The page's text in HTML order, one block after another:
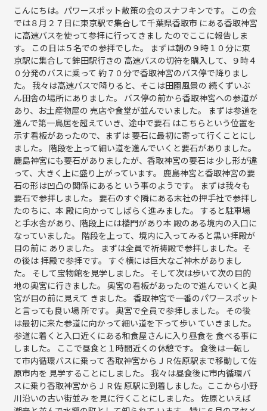
こんにちは。パワースポット散策の会のスナフキンです。 この会
では８月２７日に東京駅で集合して千葉県香取市 にある香取神宮
に高速バスを使って参拝に行ってきまし たのでここに報告しま
す。 この日は５名での参拝でした。 まずは朝の９時１０分に東
京駅に集合して鉾田駅行きの 高速バスの切符を購入して、９時４
０分発のバスに乗って 約７０分で香取神宮のバス停で降りまし
た。 我々は高速バスで降りると、そこは田園風景の 続くずいぶ
ん田舎の場所にありました。 バス停の前から香取神宮への参道が
あり、お土産物屋の 売店や食堂が並んでいました。 まずは参道を
進んで第一鳥居を超えていき、途中で要石 はこちらという位置を
示す看板があったので、まずは 要石に最初に寄って行くことにし
ました。 階段を上って細い道を進んでいくと要石がありました。
鹿島神宮にも要石がありましたが、香取神宮の要石は 少し形が違
って、大きく上に盛り上がっています。 鹿島神宮と香取神宮の要
石の形は凹凸の関係にあると いう事のようです。 まずは我々も
要石で参拝しました。 要石のすぐ隣にある末社の押手社で参拝し
たのちに、本 殿に向かってしばらく進みました。 すると駐車場
と手水舎があり、階段上には楼門があり本 殿のある境内の入口に
なっていました。 階段を上って、境内に入ってみると黒い拝殿が
目の前に ありました。 まずは全員で祈祷殿で参拝しました。そ
の後は 拝殿で参拝です。 すぐ横には巨大なご神木がありまし
た。 そして宝物館を見学しました。 そして次は歩いて次の目的
地の奥宮に行きました。 奥宮の看板があったので進んでいくと奥
宮が目の前に見えて きました。 香取神宮で一番のパワースポット
と言っても良い場 所です。 奥宮で全員で参拝しました。 その後
は最初に来た参道に向かって細い道を下って歩い ていきました。
参道に着くと入口近くにある和食屋さんに入り昼食を 食べる事に
しました。 ここで昼食と１時間近くの休憩です。 食後は一転し
て市内循環バスに乗って 香取神宮からＪＲ佐原駅まで移動して佐
原市内を 見学することにしました。 我々は昼食後に市内循環バ
スに乗り香取神宮からＪＲ佐 原駅に到着しました。ここから小野
川沿いの古い街並み を見に行くことにしました。 佐原といえば